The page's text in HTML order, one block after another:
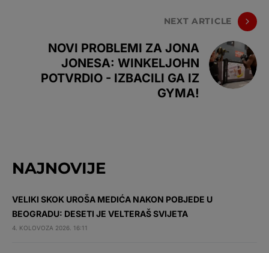
NEXT ARTICLE
NOVI PROBLEMI ZA JONA
JONESA: WINKELJOHN
POTVRDIO - IZBACILI GA IZ
GYMA!
NAJNOVIJE
VELIKI SKOK UROŠA MEDIĆA NAKON POBJEDE U
BEOGRADU: DESETI JE VELTERAŠ SVIJETA
4. KOLOVOZA 2026. 16:11